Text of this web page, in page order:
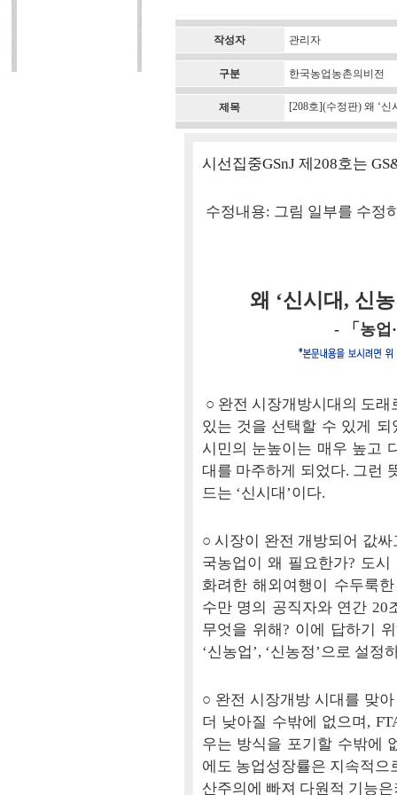
작성자 관리자
구분 한국농업농촌의비전
제목 [208호](수정판) 왜 ‘
시선집중GSnJ 제208호는
수정내용: 그림 일부를 수정
왜 ‘신시대, 신
- 「농업
○ 완전 시장개방시대의 도
있는 것을 선택할 수 있게
시민의 눈높이는 매우 높고
대를 마주하게 되었다. 그런
드는 ‘신시대’이다.
○ 시장이 완전 개방되어 값
국농업이 왜 필요한가? 도
화려한 해외여행이 수두룩
수만 명의 공직자와 연간 20
무엇을 위해? 이에 답하기
‘신농업’, ‘신농정’으로 설정
○ 완전 시장개방 시대를 맞
더 낮아질 수밖에 없으며,
우는 방식을 포기할 수밖에
에도 농업성장률은 지속적
산주의에 빠져 다원적 기능